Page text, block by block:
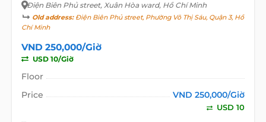
Điện Biên Phủ street, Xuân Hòa ward, Hồ Chí Minh
Old address:Điện Biên Phủ street, Phường Võ Thị Sáu, Quận 3, Hồ
Chí Minh
VND 250,000/Giờ
USD 10/Giờ
Floor
Price
VND 250,000/Giờ
USD 10